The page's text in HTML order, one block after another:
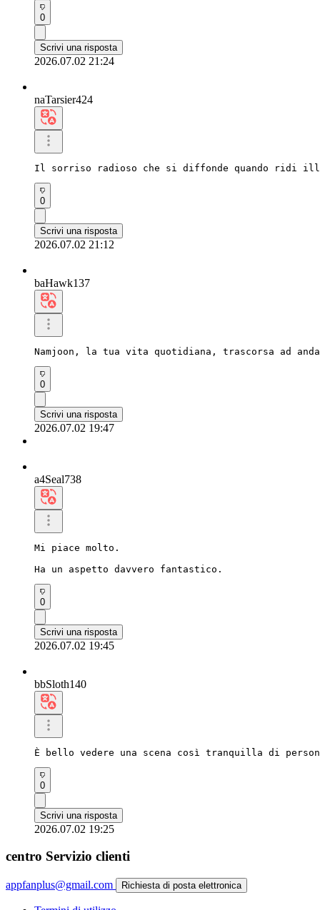
0
Scrivi una risposta
2026.07.02 21:24
naTarsier424
Il sorriso radioso che si diffonde quando ridi
0
Scrivi una risposta
2026.07.02 21:12
baHawk137
Namjoon, la tua vita quotidiana, trascorsa ad
0
Scrivi una risposta
2026.07.02 19:47
a4Seal738
Mi piace molto.
Ha un aspetto davvero fantastico.
0
Scrivi una risposta
2026.07.02 19:45
bbSloth140
È bello vedere una scena così tranquilla di
0
Scrivi una risposta
2026.07.02 19:25
centro Servizio clienti
appfanplus@gmail.com Richiesta di posta elettronica